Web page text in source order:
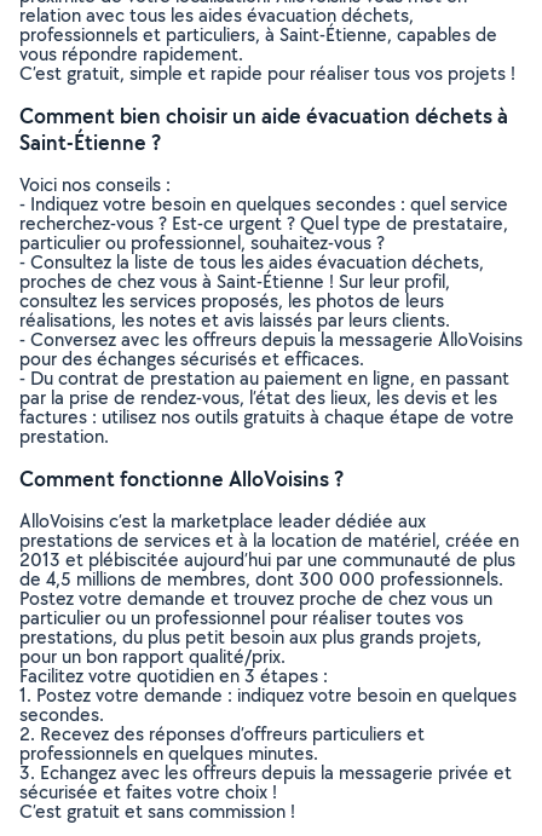
relation avec tous les aides évacuation déchets,
professionnels et particuliers, à Saint-Étienne, capables de
vous répondre rapidement.
C’est gratuit, simple et rapide pour réaliser tous vos projets !
Comment bien choisir un aide évacuation déchets à
Saint-Étienne ?
Voici nos conseils :
- Indiquez votre besoin en quelques secondes : quel service
recherchez-vous ? Est-ce urgent ? Quel type de prestataire,
particulier ou professionnel, souhaitez-vous ?
- Consultez la liste de tous les aides évacuation déchets,
proches de chez vous à Saint-Étienne ! Sur leur profil,
consultez les services proposés, les photos de leurs
réalisations, les notes et avis laissés par leurs clients.
- Conversez avec les offreurs depuis la messagerie AlloVoisins
pour des échanges sécurisés et efficaces.
- Du contrat de prestation au paiement en ligne, en passant
par la prise de rendez-vous, l’état des lieux, les devis et les
factures : utilisez nos outils gratuits à chaque étape de votre
prestation.
Comment fonctionne AlloVoisins ?
AlloVoisins c’est la marketplace leader dédiée aux
prestations de services et à la location de matériel, créée en
2013 et plébiscitée aujourd’hui par une communauté de plus
de 4,5 millions de membres, dont 300 000 professionnels.
Postez votre demande et trouvez proche de chez vous un
particulier ou un professionnel pour réaliser toutes vos
prestations, du plus petit besoin aux plus grands projets,
pour un bon rapport qualité/prix.
Facilitez votre quotidien en 3 étapes :
1. Postez votre demande : indiquez votre besoin en quelques
secondes.
2. Recevez des réponses d’offreurs particuliers et
professionnels en quelques minutes.
3. Echangez avec les offreurs depuis la messagerie privée et
sécurisée et faites votre choix !
C’est gratuit et sans commission !